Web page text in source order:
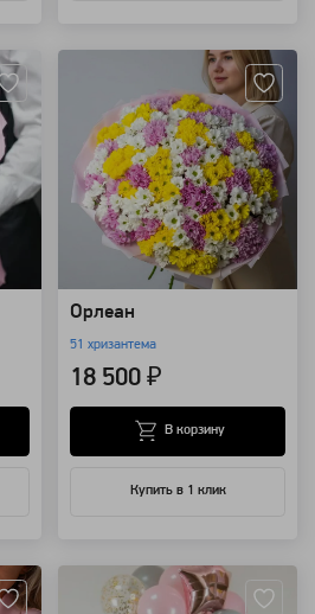
Орлеан
51 хризантема
18 500 ₽
Купить в 1 клик
В корзину